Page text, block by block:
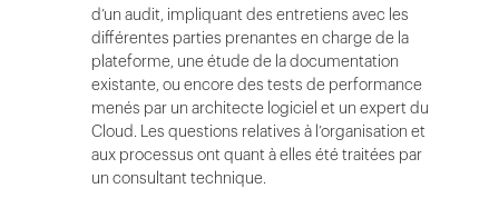
d’un audit, impliquant des entretiens avec les
différentes parties prenantes en charge de la
plateforme, une étude de la documentation
existante, ou encore des tests de performance
menés par un architecte logiciel et un expert du
Cloud. Les questions relatives à l’organisation et
aux processus ont quant à elles été traitées par
un consultant technique.